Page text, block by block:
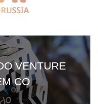
VENTURE
СО